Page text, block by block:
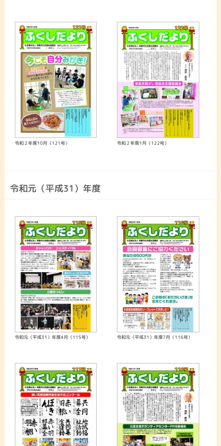
令和２年度10月（121号） 令和２年度1月（122号）
令和元（平成31）年度
令和元（平成31）年度4月（115号） 令和元（平成31）年度7月（116号）